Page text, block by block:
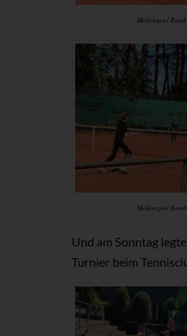
Medenspiel
Medenspiel
Und am Sonntag
Turnier beim